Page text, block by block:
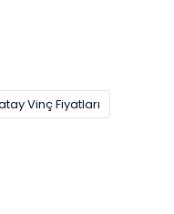
Vinç Fiyatları